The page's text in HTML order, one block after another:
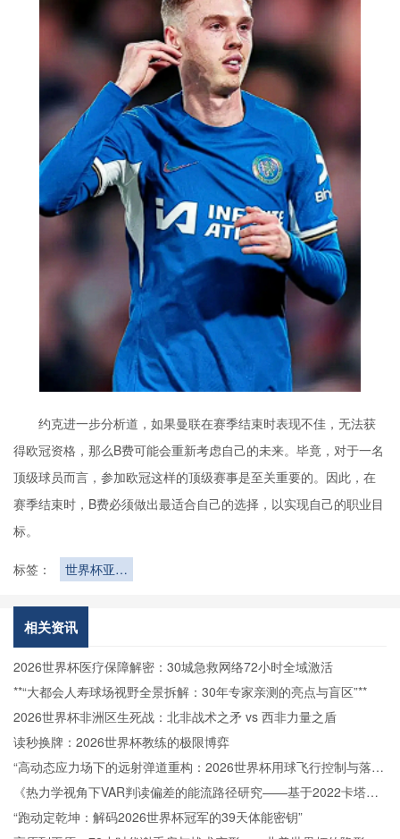
约克进一步分析道，如果曼联在赛季结束时表现不佳，无法获
得欧冠资格，那么B费可能会重新考虑自己的未来。毕竟，对于一名
顶级球员而言，参加欧冠这样的顶级赛事是至关重要的。因此，在
赛季结束时，B费必须做出最适合自己的选择，以实现自己的职业目
标。
标签：
世界杯亚洲
挑战！面对
高强度对抗
相关资讯
2026世界杯医疗保障解密：30城急救网络72小时全域激活
**“大都会人寿球场视野全景拆解：30年专家亲测的亮点与盲区”**
2026世界杯非洲区生死战：北非战术之矛 vs 西非力量之盾
读秒换牌：2026世界杯教练的极限博弈
“高动态应力场下的远射弹道重构：2026世界杯用球飞行控制与落点
精度的技术解构”
《热力学视角下VAR判读偏差的能流路径研究——基于2022卡塔尔
世界杯的实证检验》
“跑动定乾坤：解码2026世界杯冠军的39天体能密钥”